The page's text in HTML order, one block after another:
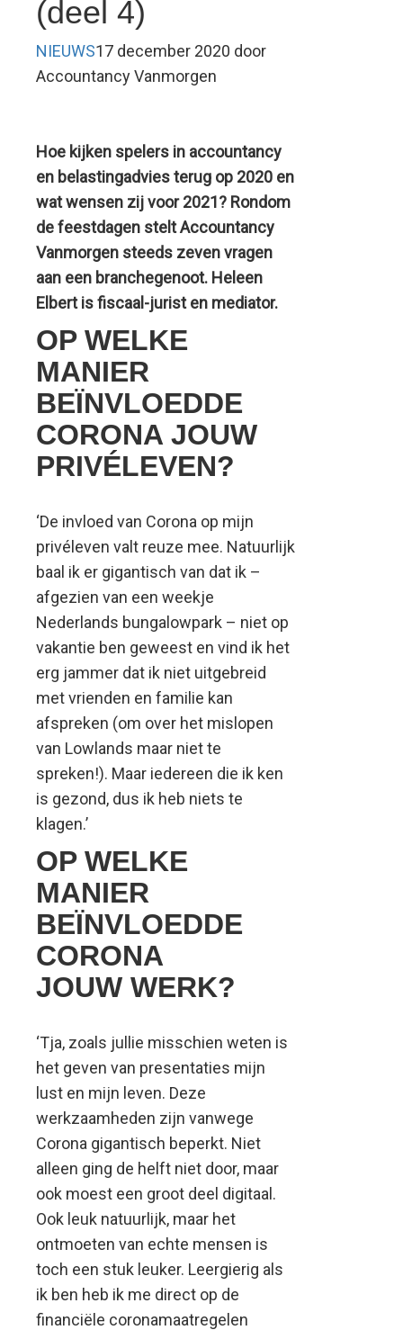
ontmoeten
van echte
mensen is
stuk
leuker’
(deel 4)
NIEUWS17 december 2020 door
Accountancy Vanmorgen
Hoe kijken spelers in accountancy
en belastingadvies terug op 2020 en
wat wensen zij voor 2021? Rondom
de feestdagen stelt Accountancy
Vanmorgen steeds zeven vragen
aan een branchegenoot. Heleen
Elbert is fiscaal-jurist en mediator.
OP WELKE
MANIER
BEÏNVLOEDDE
CORONA JOUW
PRIVÉLEVEN?
‘De invloed van Corona op mijn
privéleven valt reuze mee. Natuurlijk
baal ik er gigantisch van dat ik –
afgezien van een weekje
Nederlands bungalowpark – niet op
vakantie ben geweest en vind ik het
erg jammer dat ik niet uitgebreid
met vrienden en familie kan
afspreken (om over het mislopen
van Lowlands maar niet te
spreken!). Maar iedereen die ik ken
is gezond, dus ik heb niets te
klagen.’
OP WELKE
MANIER
BEÏNVLOEDDE
CORONA
JOUW WERK?
‘Tja, zoals jullie misschien weten is
het geven van presentaties mijn
lust en mijn leven. Deze
werkzaamheden zijn vanwege
Corona gigantisch beperkt. Niet
alleen ging de helft niet door, maar
ook moest een groot deel digitaal.
Ook leuk natuurlijk, maar het
ontmoeten van echte mensen is
toch een stuk leuker. Leergierig als
ik ben heb ik me direct op de
financiële coronamaatregelen